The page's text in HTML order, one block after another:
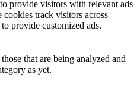
provide visitors with relevant ads
cookies track visitors across
provide customized ads.
that are being analyzed and
as yet.